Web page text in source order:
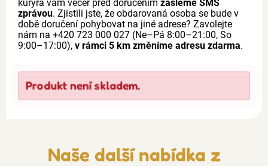
kurýra vám večer před doručením zašleme SMS
zprávou. Zjistili jste, že obdarovaná osoba se bude v
době doručení pohybovat na jiné adrese? Zavolejte
nám na +420 723 000 027 (Ne–Pá 8:00–21:00, So
9:00–17:00), v rámci 5 km změníme adresu zdarma.
Produkt není skladem.
Naše další nabídka z